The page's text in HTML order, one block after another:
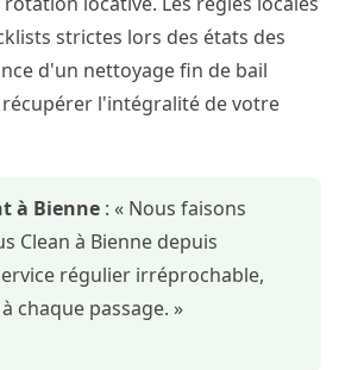
strictes lors des états des
d'un nettoyage fin de bail
l'intégralité de votre
à Bienne : « Nous faisons
Clean à Bienne depuis
régulier irréprochable,
chaque passage. »